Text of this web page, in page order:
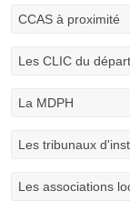
CCAS à proximité
Les CLIC du
La MDPH
Les tribunaux
Les associations